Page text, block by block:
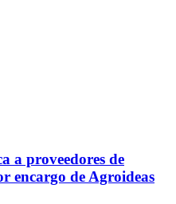
a proveedores de
encargo de Agroideas